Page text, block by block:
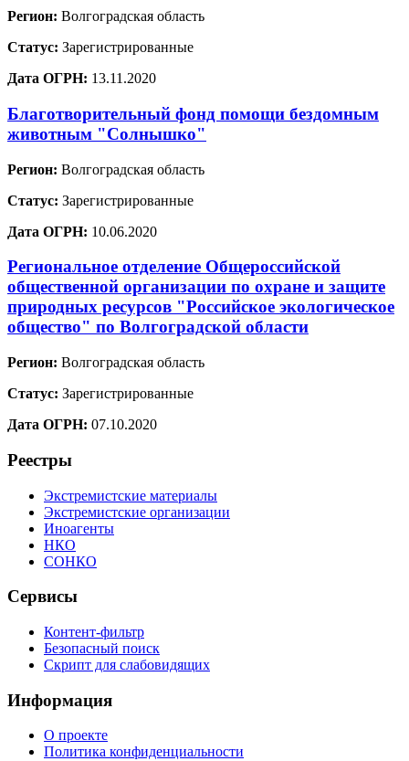
Регион: Волгоградская область
Статус: Зарегистрированные
Дата ОГРН: 13.11.2020
Благотворительный фонд помощи бездомным
животным "Солнышко"
Регион: Волгоградская область
Статус: Зарегистрированные
Дата ОГРН: 10.06.2020
Региональное отделение Общероссийской
общественной организации по охране и защите
природных ресурсов "Российское экологическое
общество" по Волгоградской области
Регион: Волгоградская область
Статус: Зарегистрированные
Дата ОГРН: 07.10.2020
Реестры
Экстремистские материалы
Экстремистские организации
Иноагенты
НКО
СОНКО
Сервисы
Контент-фильтр
Безопасный поиск
Скрипт для слабовидящих
Информация
О проекте
Политика конфиденциальности